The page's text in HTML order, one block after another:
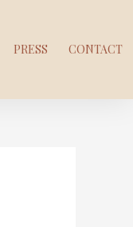
PRESS CONTACT